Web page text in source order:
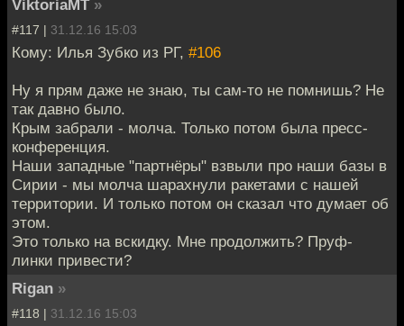
ViktoriaMT »
#117 | 31.12.16 15:03
Кому: Илья Зубко из РГ, #106
Ну я прям даже не знаю, ты сам-то не помнишь? Не
так давно было.
Крым забрали - молча. Только потом была пресс-
конференция.
Наши западные "партнёры" взвыли про наши базы в
Сирии - мы молча шарахнули ракетами с нашей
территории. И только потом он сказал что думает об
этом.
Это только на вскидку. Мне продолжить? Пруф-
линки привести?
Rigan »
#118 | 31.12.16 15:03